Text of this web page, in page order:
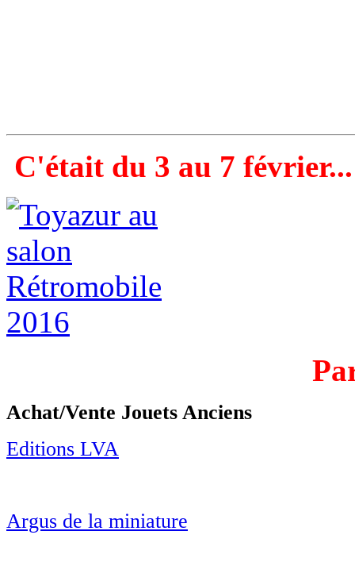
C'était du 3 au 7 février...
Achat/Vente Jouets Anciens
Editions LVA
Argus de la miniature